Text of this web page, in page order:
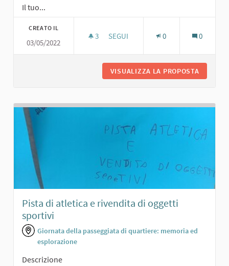
Il tuo...
CREATO IL
03/05/2022
3 3 SOSTENITORI
SEGUI 0 0
VISUALIZZA LA PROPOSTA
Pista di atletica e rivendita di oggetti
sportivi
Giornata della passeggiata di quartiere: memoria ed
esplorazione
Descrizione